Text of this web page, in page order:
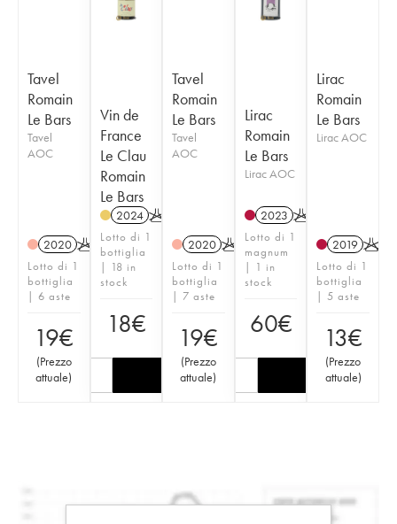
Tavel
Romain
Le Bars
Tavel
AOC
2020 K
Lotto di 1
bottiglia
| 6 aste
19€
(Prezzo
attuale)
Vin de
France
Le Clau
Romain
Le Bars
2024 K
Lotto di 1
bottiglia
| 18 in
stock
18€
Tavel
Romain
Le Bars
Tavel
AOC
2020 K
Lotto di 1
bottiglia
| 7 aste
19€
(Prezzo
attuale)
Lirac
Romain
Le Bars
Lirac AOC
2023 K
Lotto di 1
magnum
| 1 in
stock
60€
Lirac
Romain
Le Bars
Lirac AOC
2019 K
Lotto di 1
bottiglia
| 5 aste
13€
(Prezzo
attuale)